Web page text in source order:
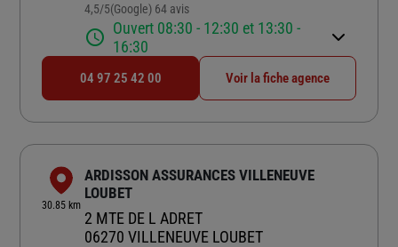
4,5/5Note de 4.5 sur 5
(Google) 64 avis
Ouvert 08:30 - 12:30 et 13:30 -
16:30
04 97 25 42 00 Voir la fiche agence
30.85 km
ARDISSON ASSURANCES VILLENEUVE
LOUBET
2 MTE DE L ADRET
06270 VILLENEUVE LOUBET